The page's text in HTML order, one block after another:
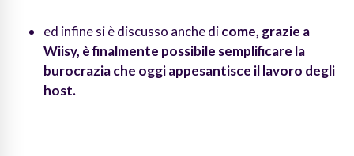
ed infine si è discusso anche dicome, grazie a
Wiisy, è finalmente possibile semplificare la
burocrazia che oggi appesantisce il lavoro degli
host.